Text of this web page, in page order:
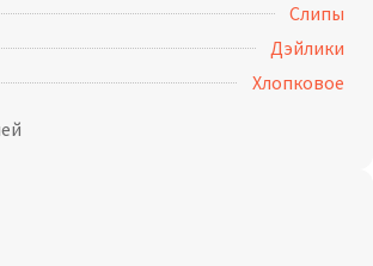
Слипы
Дэйлики
Хлопковое